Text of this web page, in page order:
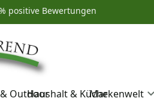
positive Bewertungen
Outdoor
Haushalt & KücheMarkenwelt